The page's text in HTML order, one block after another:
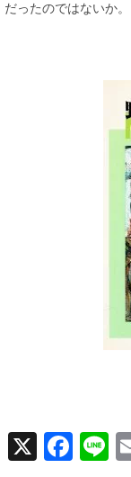
だったのではないか
X